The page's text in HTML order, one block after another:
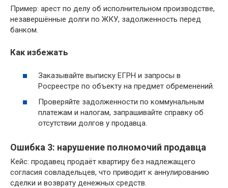
Пример: арест по делу об исполнительном производстве,
незавершённые долги по ЖКУ, задолженность перед
банком.
Как избежать
Заказывайте выписку ЕГРН и запросы в
Росреестре по объекту на предмет обременений.
Проверяйте задолженности по коммунальным
платежам и налогам, запрашивайте справку об
отсутствии долгов у продавца.
Ошибка 3: нарушение полномочий продавца
Кейс: продавец продаёт квартиру без надлежащего
согласия совладельцев, что приводит к аннулированию
сделки и возврату денежных средств.